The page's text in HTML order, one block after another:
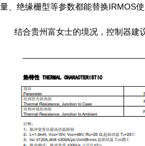
量、绝缘栅型等参数都能替换IRMOS使
结合贵州富女士的境况，控制器建